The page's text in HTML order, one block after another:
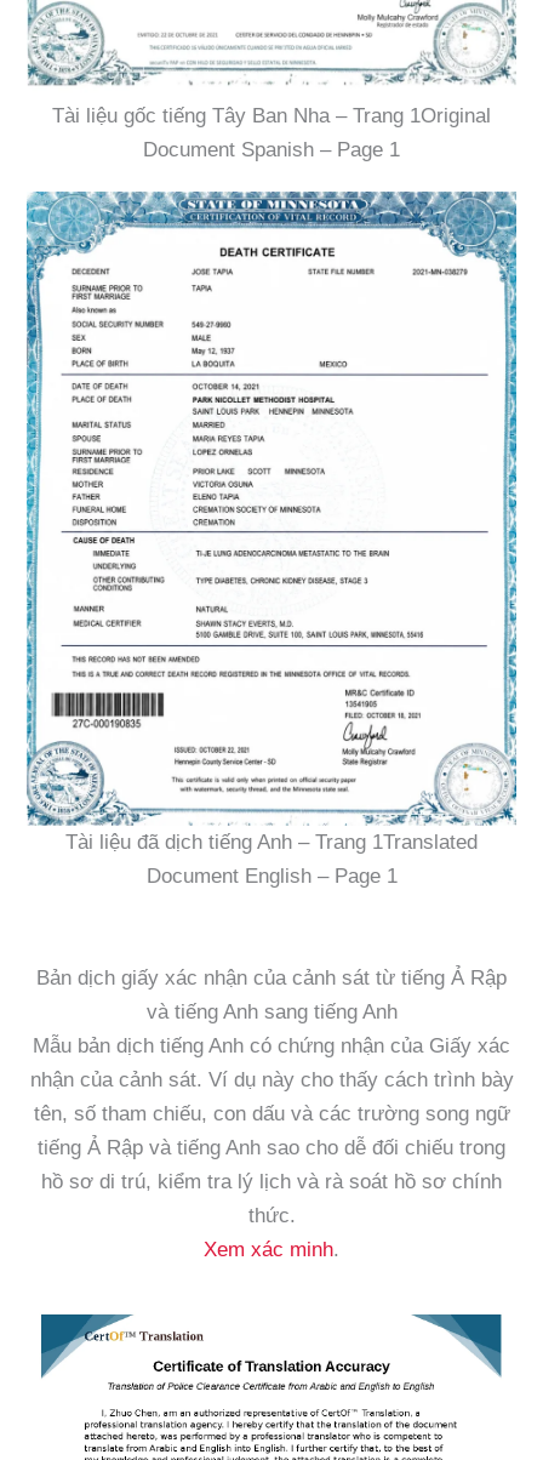
Tài liệu gốc tiếng Tây Ban Nha – Trang 1Original
Document Spanish – Page 1
Tài liệu đã dịch tiếng Anh – Trang 1Translated
Document English – Page 1
Bản dịch giấy xác nhận của cảnh sát từ tiếng Ả Rập
và tiếng Anh sang tiếng Anh
Mẫu bản dịch tiếng Anh có chứng nhận của Giấy xác
nhận của cảnh sát. Ví dụ này cho thấy cách trình bày
tên, số tham chiếu, con dấu và các trường song ngữ
tiếng Ả Rập và tiếng Anh sao cho dễ đối chiếu trong
hồ sơ di trú, kiểm tra lý lịch và rà soát hồ sơ chính
thức.
Xem xác minh.